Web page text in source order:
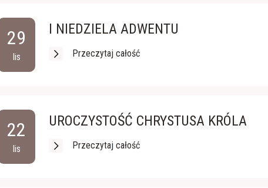
29
lis
I NIEDZIELA ADWENTU
Przeczytaj całość
22
lis
UROCZYSTOŚĆ CHRYSTUSA KRÓLA
Przeczytaj całość